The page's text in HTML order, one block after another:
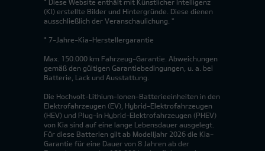
(KI) erstellte Bilder und Hintergründe. Diese dienen
ausschließlich der Veranschaulichung. *
* 7-Jahre-Kia-Herstellergarantie
Max. 150.000 km Fahrzeug-Garantie. Abweichungen
gemäß den gültigen Garantiebedingungen, u. a. bei
Batterie, Lack und Ausstattung.
Die Hochvolt-Lithium-Ionen-Batterieeinheiten in den
Elektrofahrzeugen (EV), Hybrid-Elektrofahrzeugen
(HEV) und Plug-in Hybrid-Elektrofahrzeugen (PHEV)
von Kia sind auf eine lange Lebensdauer ausgelegt.
Für diese Batterien gilt ab Modelljahr 2026 die Kia-
Garantie für eine Dauer von 8 Jahren ab der